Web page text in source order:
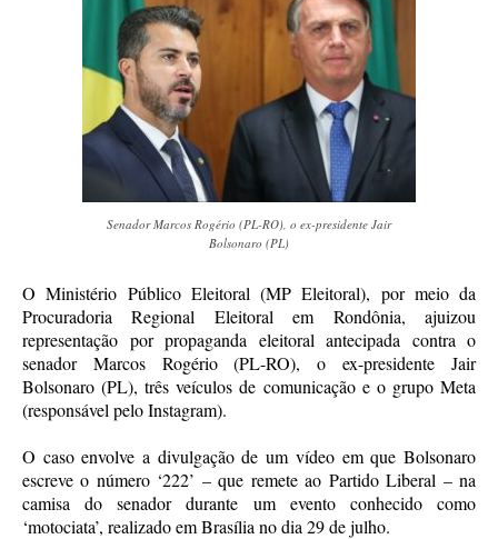
Senador Marcos Rogério (PL-RO), o ex-presidente Jair
Bolsonaro (PL)
O Ministério Público Eleitoral (MP Eleitoral), por meio da
Procuradoria Regional Eleitoral em Rondônia, ajuizou
representação por propaganda eleitoral antecipada contra o
senador Marcos Rogério (PL-RO), o ex-presidente Jair
Bolsonaro (PL), três veículos de comunicação e o grupo Meta
(responsável pelo Instagram).
O caso envolve a divulgação de um vídeo em que Bolsonaro
escreve o número ‘222’ – que remete ao Partido Liberal – na
camisa do senador durante um evento conhecido como
‘motociata’, realizado em Brasília no dia 29 de julho.